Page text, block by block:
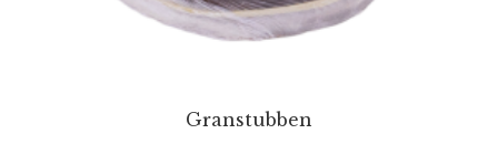
Granstubben